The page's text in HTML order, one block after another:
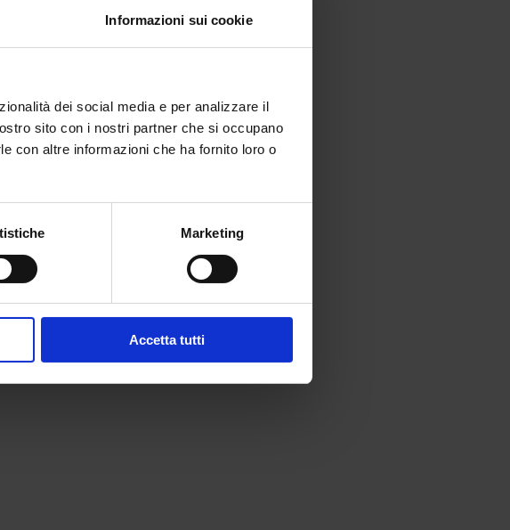
Informazioni sui cookie
dei social media e per analizzare il
sito con i nostri partner che si occupano
con altre informazioni che ha fornito loro o
Marketing
Accetta tutti